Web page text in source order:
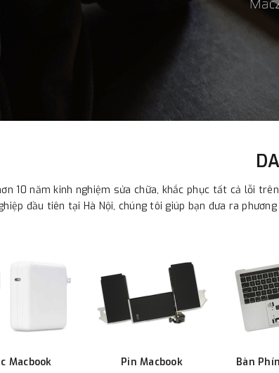
10 năm kinh nghiệm sửa chữa, khắc phục tất cả lỗi
đầu tiên tại Hà Nội, chúng tôi giúp bạn đưa ra
Macbook Pin Macbook Bàn